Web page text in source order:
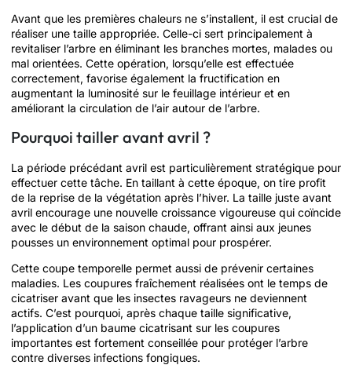
Avant que les premières chaleurs ne s’installent, il est crucial de
réaliser une taille appropriée. Celle-ci sert principalement à
revitaliser l’arbre en éliminant les branches mortes, malades ou
mal orientées. Cette opération, lorsqu’elle est effectuée
correctement, favorise également la fructification en
augmentant la luminosité sur le feuillage intérieur et en
améliorant la circulation de l’air autour de l’arbre.
Pourquoi tailler avant avril ?
La période précédant avril est particulièrement stratégique pour
effectuer cette tâche. En taillant à cette époque, on tire profit
de la reprise de la végétation après l’hiver. La taille juste avant
avril encourage une nouvelle croissance vigoureuse qui coïncide
avec le début de la saison chaude, offrant ainsi aux jeunes
pousses un environnement optimal pour prospérer.
Cette coupe temporelle permet aussi de prévenir certaines
maladies. Les coupures fraîchement réalisées ont le temps de
cicatriser avant que les insectes ravageurs ne deviennent
actifs. C’est pourquoi, après chaque taille significative,
l’application d’un baume cicatrisant sur les coupures
importantes est fortement conseillée pour protéger l’arbre
contre diverses infections fongiques.